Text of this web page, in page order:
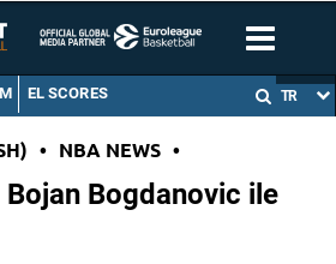
EL SCORES TR
• NBA NEWS •
Bogdanovic ile